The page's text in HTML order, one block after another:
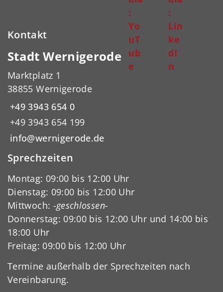
:
Yo
uT
ub
e
:
Lin
ke
dI
n
Kontakt
Stadt Wernigerode
Marktplatz 1
38855 Wernigerode
+49 3943 654 0
+49 3943 654 199
info@wernigerode.de
Sprechzeiten
Montag: 09:00 bis 12:00 Uhr
Dienstag: 09:00 bis 12:00 Uhr
Mittwoch: -geschlossen-
Donnerstag: 09:00 bis 12:00 Uhr und 14:00 bis
18:00 Uhr
Freitag: 09:00 bis 12:00 Uhr
Termine außerhalb der Sprechzeiten nach
Vereinbarung.